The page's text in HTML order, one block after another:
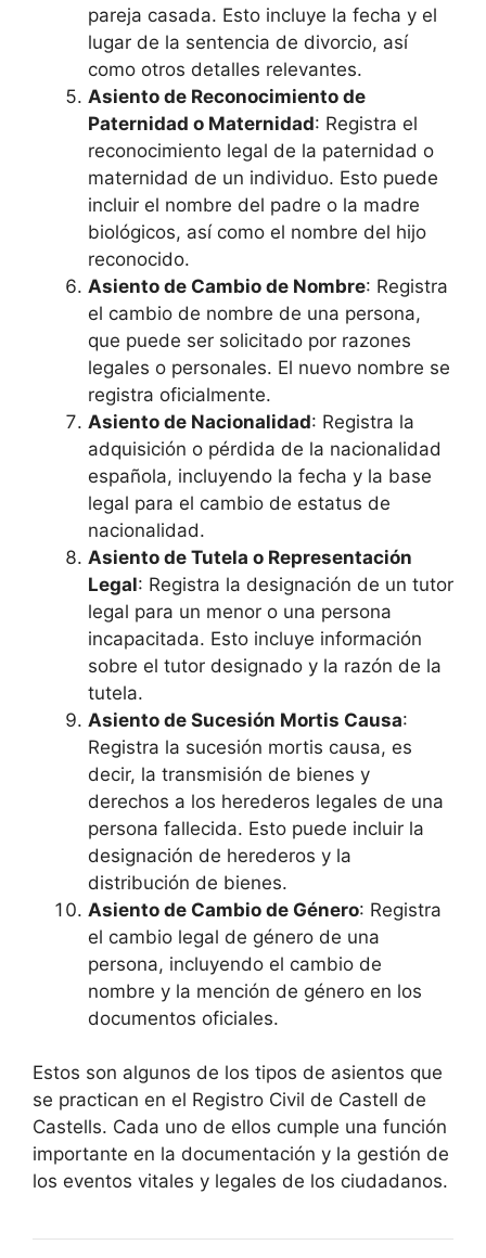
pareja casada. Esto incluye la fecha y el
lugar de la sentencia de divorcio, así
como otros detalles relevantes.
Asiento de Reconocimiento de
Paternidad o Maternidad: Registra el
reconocimiento legal de la paternidad o
maternidad de un individuo. Esto puede
incluir el nombre del padre o la madre
biológicos, así como el nombre del hijo
reconocido.
Asiento de Cambio de Nombre: Registra
el cambio de nombre de una persona,
que puede ser solicitado por razones
legales o personales. El nuevo nombre se
registra oficialmente.
Asiento de Nacionalidad: Registra la
adquisición o pérdida de la nacionalidad
española, incluyendo la fecha y la base
legal para el cambio de estatus de
nacionalidad.
Asiento de Tutela o Representación
Legal: Registra la designación de un tutor
legal para un menor o una persona
incapacitada. Esto incluye información
sobre el tutor designado y la razón de la
tutela.
Asiento de Sucesión Mortis Causa:
Registra la sucesión mortis causa, es
decir, la transmisión de bienes y
derechos a los herederos legales de una
persona fallecida. Esto puede incluir la
designación de herederos y la
distribución de bienes.
Asiento de Cambio de Género: Registra
el cambio legal de género de una
persona, incluyendo el cambio de
nombre y la mención de género en los
documentos oficiales.
Estos son algunos de los tipos de asientos que
se practican en el Registro Civil de Castell de
Castells. Cada uno de ellos cumple una función
importante en la documentación y la gestión de
los eventos vitales y legales de los ciudadanos.